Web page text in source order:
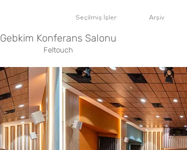
Seçilmiş İşler Arşiv
Feltouch
Gebkim Konferans Salonu